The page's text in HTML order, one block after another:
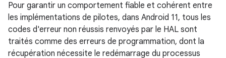
Pour garantir un comportement fiable et cohérent entre
les implémentations de pilotes, dans Android 11, tous les
codes d'erreur non réussis renvoyés par le HAL sont
traités comme des erreurs de programmation, dont la
récupération nécessite le redémarrage du processus